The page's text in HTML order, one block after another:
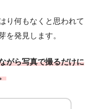
り何もなくと思われて
を発見します。
がら写真で撮るだけに